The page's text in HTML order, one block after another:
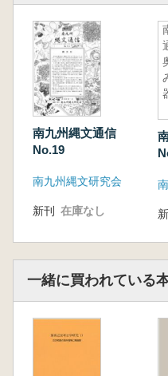
遠部慎「円筒形貝殻
定」
小林謙一 「鹿児島県
の年代測定事例」
森雄二 「鹿児島県内
ける詳細調査の試み
南九州縄文通信
No.19
南九州縄文研究会
新刊 在庫なし
一緒に買われている